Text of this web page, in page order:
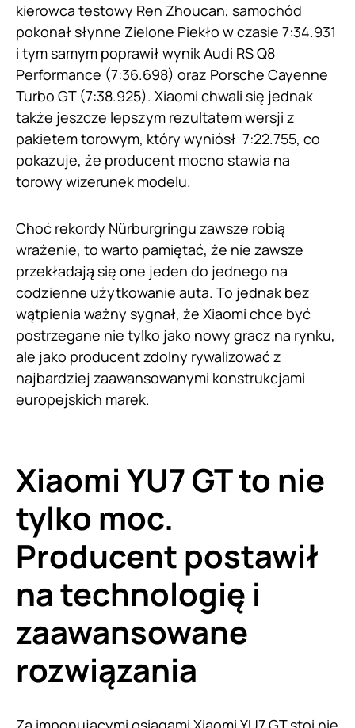
kierowca testowy Ren Zhoucan, samochód
pokonał słynne Zielone Piekło w czasie 7:34.931
i tym samym poprawił wynik Audi RS Q8
Performance (7:36.698) oraz Porsche Cayenne
Turbo GT (7:38.925). Xiaomi chwali się jednak
także jeszcze lepszym rezultatem wersji z
pakietem torowym, który wyniósł 7:22.755, co
pokazuje, że producent mocno stawia na
torowy wizerunek modelu.
Choć rekordy Nürburgringu zawsze robią
wrażenie, to warto pamiętać, że nie zawsze
przekładają się one jeden do jednego na
codzienne użytkowanie auta. To jednak bez
wątpienia ważny sygnał, że Xiaomi chce być
postrzegane nie tylko jako nowy gracz na rynku,
ale jako producent zdolny rywalizować z
najbardziej zaawansowanymi konstrukcjami
europejskich marek.
Xiaomi YU7 GT to nie
tylko moc.
Producent postawił
na technologię i
zaawansowane
rozwiązania